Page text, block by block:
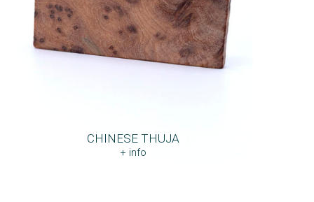
CHINESE THUJA
+ info